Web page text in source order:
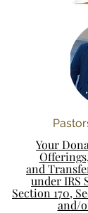
Your
and
under IRS
Section 170,
and/